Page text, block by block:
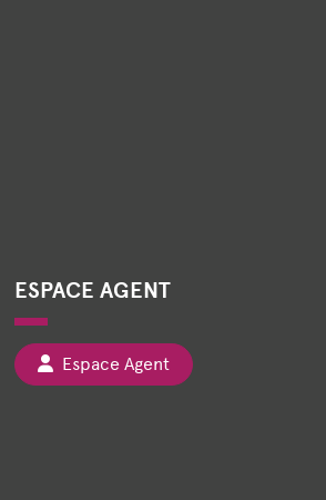
ESPACE AGENT
Espace Agent